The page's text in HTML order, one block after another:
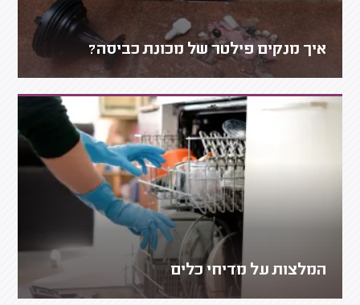
איך מנקים פילטר של מכונת כביסה?
המלצות על מדיחי כלים